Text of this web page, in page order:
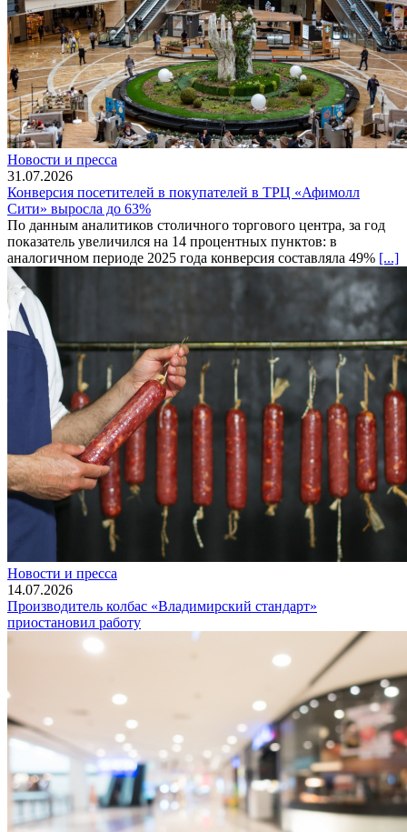
Новости и пресса
31.07.2026
Конверсия посетителей в покупателей в ТРЦ «Афимолл
Сити» выросла до 63%
По данным аналитиков столичного торгового центра, за год
показатель увеличился на 14 процентных пунктов: в
аналогичном периоде 2025 года конверсия составляла 49% [...]
Новости и пресса
14.07.2026
Производитель колбас «Владимирский стандарт»
приостановил работу